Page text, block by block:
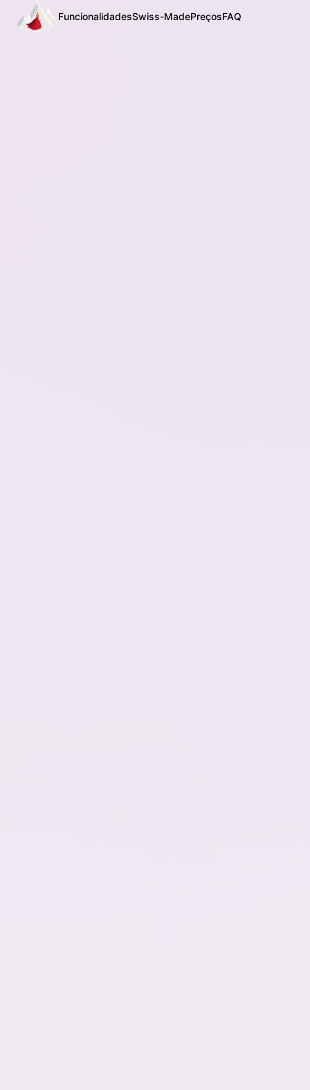
FuncionalidadesSwiss-MadePreçosFAQ